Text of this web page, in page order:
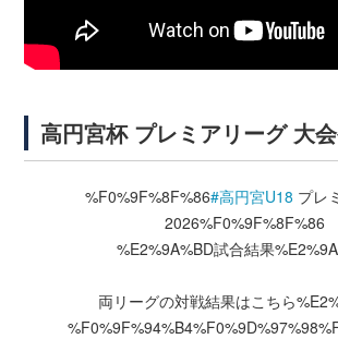
高円宮杯 プレミアリーグ 大
%F0%9F%8F%86#高円宮U18 プレ
2026%F0%9F%8F%86
%E2%9A%BD試合結果
両リーグの対戦結果はこちら